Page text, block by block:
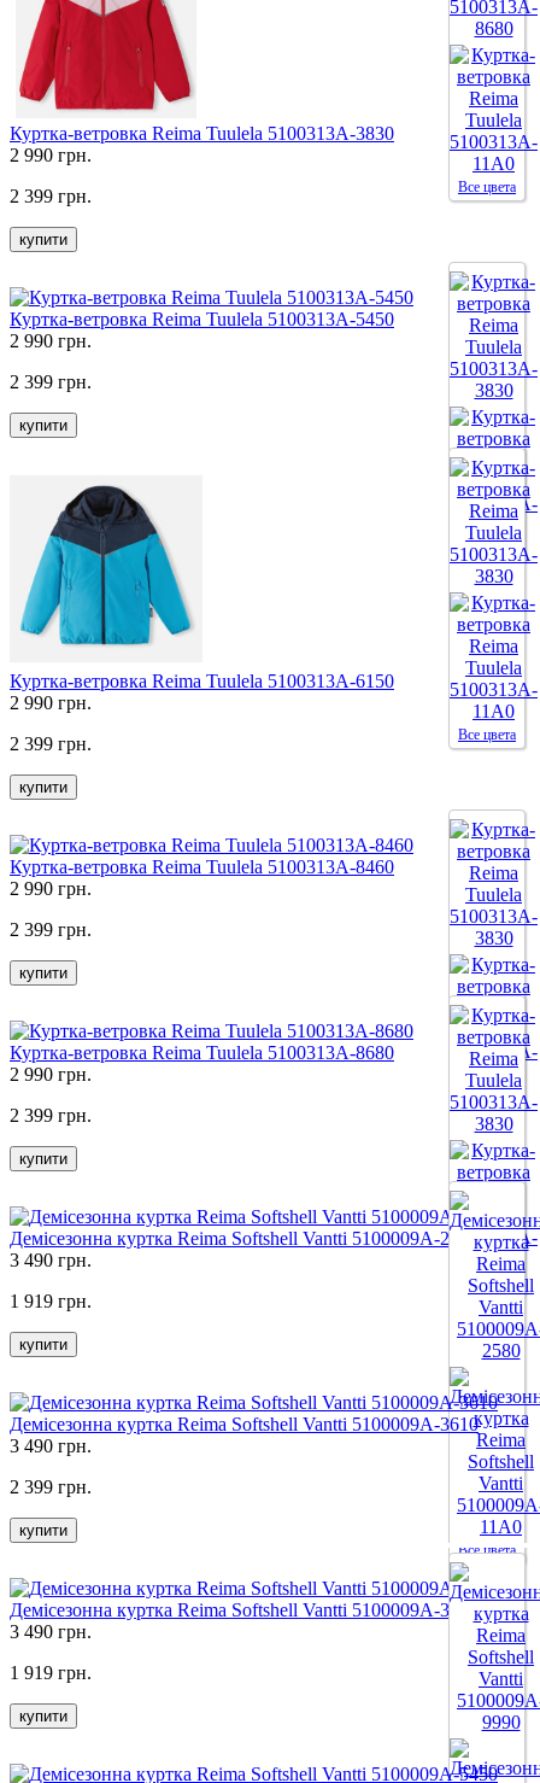
Все цвета
Куртка-ветровка Reima Tuulela 5100313A-3830
2 990 грн.
2 399 грн.
купити
Все цвета
Куртка-ветровка Reima Tuulela 5100313A-5450
2 990 грн.
2 399 грн.
купити
Все цвета
Куртка-ветровка Reima Tuulela 5100313A-6150
2 990 грн.
2 399 грн.
купити
Все цвета
Куртка-ветровка Reima Tuulela 5100313A-8460
2 990 грн.
2 399 грн.
купити
Все цвета
Куртка-ветровка Reima Tuulela 5100313A-8680
2 990 грн.
2 399 грн.
купити
Все цвета
Демісезонна куртка Reima Softshell Vantti 5100009A-27A0
3 490 грн.
1 919 грн.
купити
Демісезонна куртка Reima Softshell Vantti 5100009A-3610
3 490 грн.
2 399 грн.
купити
Демісезонна куртка Reima Softshell Vantti 5100009A-3880
3 490 грн.
1 919 грн.
купити